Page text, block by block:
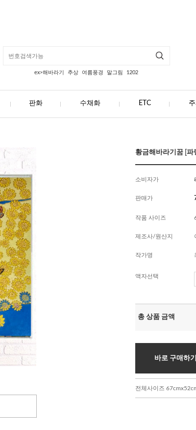
ex>해바라기 추상 여름풍경 말그림 1202
판화 수채화 ETC
황금해바라기꿈 [
소비자가
판매가
작품 사이즈
제조사/원산지
작가명
액자선택
총 상품 금액
바로 구매하
전체사이즈